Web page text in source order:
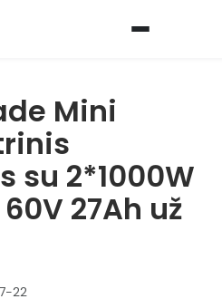
Mini
su 2*1000W
27Ah už
22